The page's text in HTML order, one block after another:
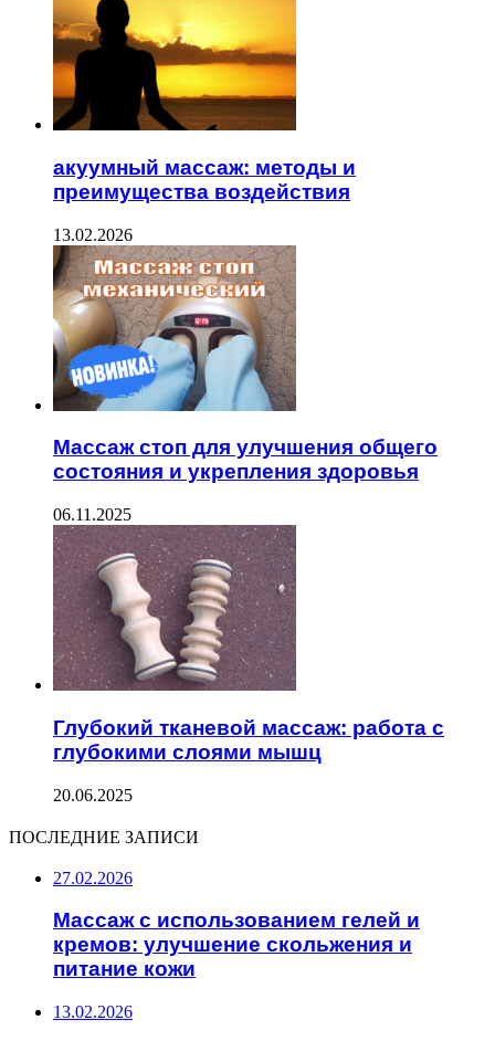
акуумный массаж: методы и
преимущества воздействия
13.02.2026
Массаж стоп для улучшения общего
состояния и укрепления здоровья
06.11.2025
Глубокий тканевой массаж: работа с
глубокими слоями мышц
20.06.2025
ПОСЛЕДНИЕ ЗАПИСИ
27.02.2026
Массаж с использованием гелей и
кремов: улучшение скольжения и
питание кожи
13.02.2026